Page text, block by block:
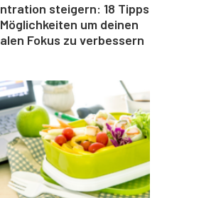
steigern: 18 Tipps
um deinen
Fokus zu verbessern